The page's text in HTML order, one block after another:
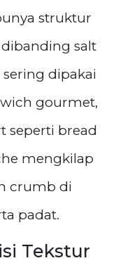
struktur
salt
dipakai
gourmet,
seperti bread
mengkilap
crumb di
padat.
Tekstur